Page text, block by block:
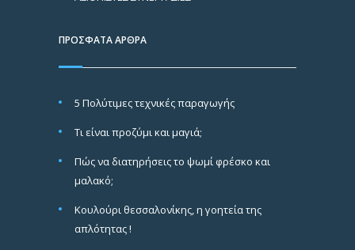
ΠΡΟΣΦΑΤΑ ΑΡΘΡΑ
5 Πολύτιμες τεχνικές παραγωγής
Τι είναι προζύμι και μαγιά;
Πώς να διατηρήσεις το ψωμί φρέσκο και
μαλακό;
Κουλούρι θεσσαλονίκης, η γοητεία της
απλότητας !